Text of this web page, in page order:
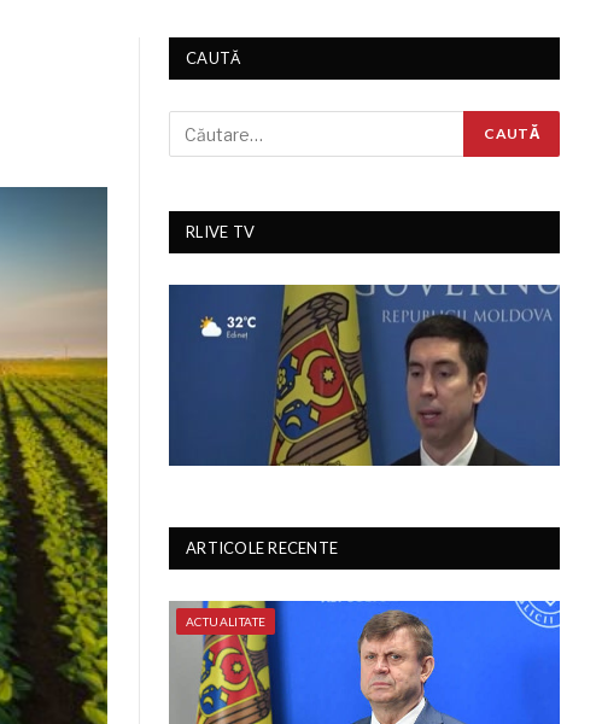
CAUTĂ
RLIVE TV
ARTICOLE RECENTE
ACTUALITATE